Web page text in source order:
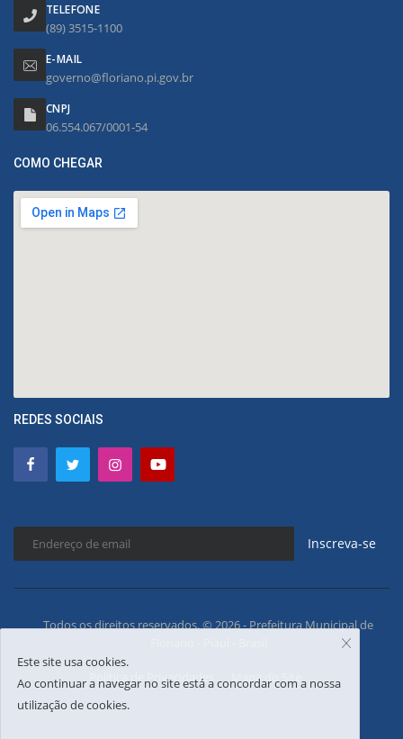
TELEFONE
(89) 3515-1100
E-MAIL
governo@floriano.pi.gov.br
CNPJ
06.554.067/0001-54
COMO CHEGAR
REDES SOCIAIS
Inscreva-se
Todos os direitos reservados. © 2026 - Prefeitura Municipal de
Política de Privacidades Mapa do Site
Este site usa cookies.
Ao continuar a navegar no site está a concordar com a nossa
utilização de cookies.